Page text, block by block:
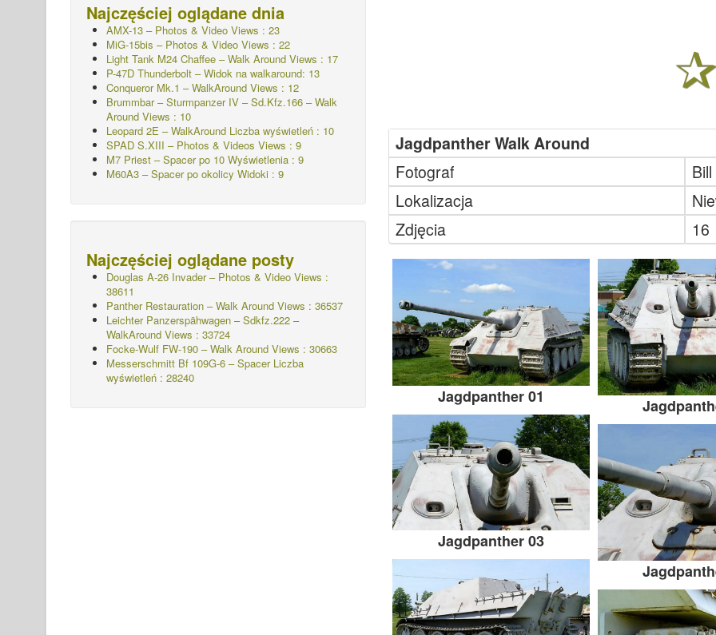
Jagdpanther Walk Around
Fotograf
Lokalizacja
Zdjęcia
16
Jagdpanther 01
Jagdpanther 03
Najczęściej oglądane dnia
AMX-13 – Photos & Video Views : 23
MiG-15bis – Photos & Video Views : 22
Light Tank M24 Chaffee – Walk Around Views : 17
P-47D Thunderbolt – Widok na walkaround: 13
Conqueror Mk.1 – WalkAround Views : 12
Brummbar – Sturmpanzer IV – Sd.Kfz.166 – Walk
Around Views : 10
Leopard 2E – WalkAround Liczba wyświetleń : 10
SPAD S.XIII – Photos & Videos Views : 9
M7 Priest – Spacer po 10 Wyświetlenia : 9
M60A3 – Spacer po okolicy Widoki : 9
Najczęściej oglądane posty
Douglas A-26 Invader – Photos & Video Views :
38611
Panther Restauration – Walk Around Views : 36537
Leichter Panzerspähwagen – Sdkfz.222 –
WalkAround Views : 33724
Focke-Wulf FW-190 – Walk Around Views : 30663
Messerschmitt Bf 109G-6 – SpacerLiczba
wyświetleń : 28240